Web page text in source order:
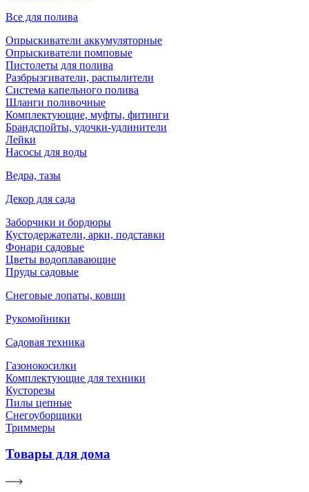
Все для полива
Опрыскиватели аккумуляторные
Опрыскиватели помповые
Пистолеты для полива
Разбрызгиватели, распылители
Система капельного полива
Шланги поливочные
Комплектующие, муфты, фитинги
Брандспойты, удочки-удлинители
Лейки
Насосы для воды
Ведра, тазы
Декор для сада
Заборчики и бордюры
Кустодержатели, арки, подставки
Фонари садовые
Цветы водоплавающие
Пруды садовые
Снеговые лопаты, ковши
Рукомойники
Садовая техника
Газонокосилки
Комплектующие для техники
Кусторезы
Пилы цепные
Снегоуборщики
Триммеры
Товары для дома